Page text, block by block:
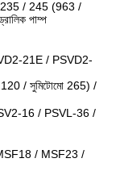
/ 245 (963 /
পাম্প
21E / PSVD2-
/ সুমিটোমো 265) /
16 / PSVL-36 /
/ MSF23 /